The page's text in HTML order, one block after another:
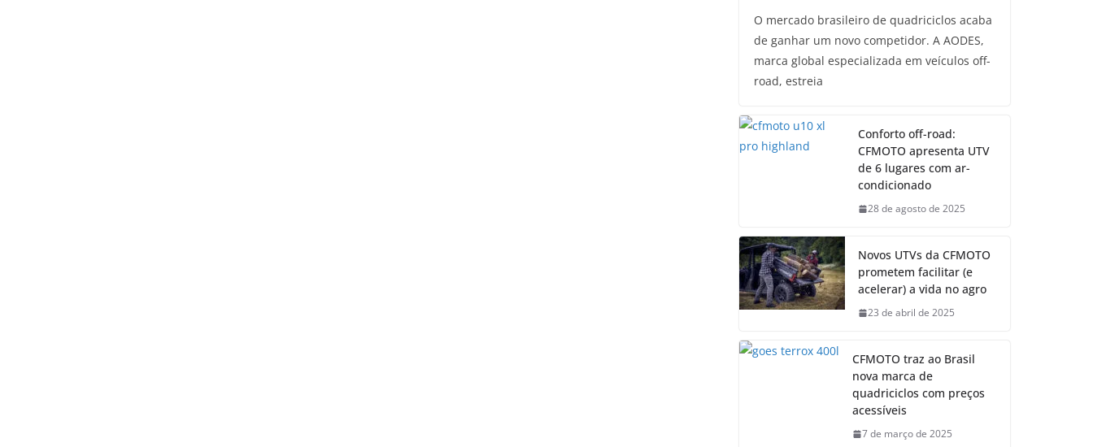
O mercado brasileiro de quadriciclos acaba
de ganhar um novo competidor. A AODES,
marca global especializada em veículos off-
road, estreia
Conforto off-road:
CFMOTO apresenta UTV
de 6 lugares com ar-
condicionado
28 de agosto de 2025
Novos UTVs da CFMOTO
prometem facilitar (e
acelerar) a vida no agro
23 de abril de 2025
CFMOTO traz ao Brasil
nova marca de
quadriciclos com preços
acessíveis
7 de março de 2025